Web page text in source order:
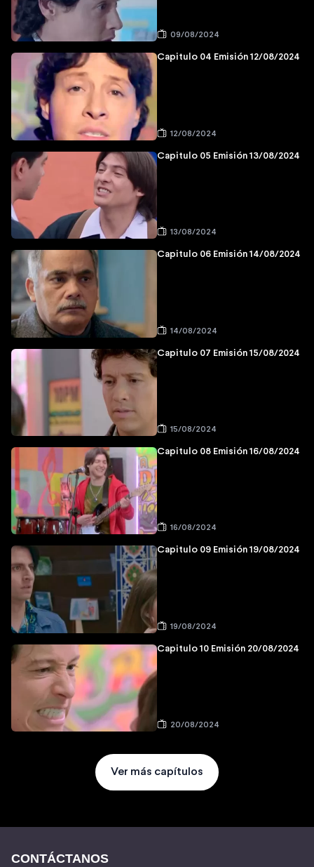
09/08/2024
Capitulo 04 Emisión 12/08/2024
12/08/2024
Capitulo 05 Emisión 13/08/2024
13/08/2024
Capitulo 06 Emisión 14/08/2024
14/08/2024
Capitulo 07 Emisión 15/08/2024
15/08/2024
Capitulo 08 Emisión 16/08/2024
16/08/2024
Capitulo 09 Emisión 19/08/2024
19/08/2024
Capitulo 10 Emisión 20/08/2024
20/08/2024
Ver más capítulos
CONTÁCTANOS